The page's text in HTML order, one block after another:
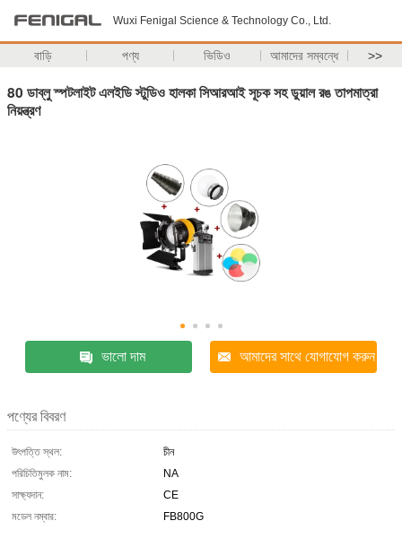
Wuxi Fenigal Science & Technology Co., Ltd.
বাড়ি পণ্য ভিডিও আমাদের সম্বন্ধে >>
80 ডাব্লু স্পটলাইট এলইডি স্টুডিও হালকা সিআরআই সূচক সহ ডুয়াল রঙ তাপমাত্রা
নিয়ন্ত্রণ
ভালো দাম আমাদের সাথে যোগাযোগ করুন
পণ্যের বিবরণ
উৎপত্তি স্থল:
চীন
পরিচিতিমুলক নাম:
NA
সাক্ষ্যদান:
CE
মডেল নম্বার:
FB800G